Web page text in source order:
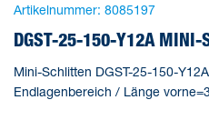
Artikelnummer: 8085197
DGST-25-150-Y12A MINI-
Mini-Schlitten DGST-25-150-
Endlagenbereich / Länge